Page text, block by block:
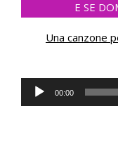
E SE
Una canzone
Audio
Player
00:00